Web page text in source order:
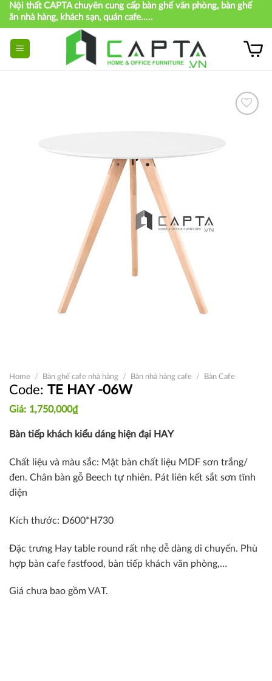
Skip
content
Nội thất CAPTA chuyên cung cấp bàn ghế văn phòng, bàn ghế
ăn nhà hàng, khách sạn, quán cafe.....
Home / Bàn ghế cafe nhà hàng / Bàn nhà hàng cafe / Bàn Cafe
TE HAY -06W
1,750,000₫
Bàn tiếp khách kiểu dáng hiện đại HAY
Chất liệu và màu sắc: Mặt bàn chất liệu MDF sơn trắng/
đen. Chân bàn gỗ Beech tự nhiên. Pát liên kết sắt sơn tĩnh
điện
Kích thước: D600*H730
Đặc trưng Hay table round rất nhẹ dễ dàng di chuyển. Phù
hợp bàn cafe fastfood, bàn tiếp khách văn phòng,…
Giá chưa bao gồm VAT.